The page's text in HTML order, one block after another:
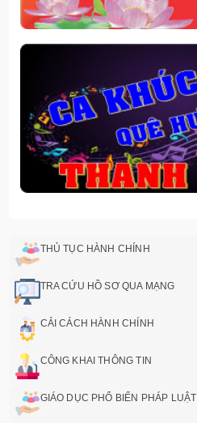
THỦ TỤC HÀNH CHÍNH
TRA CỨU HỒ SƠ QUA MẠNG
CẢI CÁCH HÀNH CHÍNH
CÔNG KHAI THÔNG TIN
GIÁO DỤC PHỔ BIẾN PHÁP LUẬT